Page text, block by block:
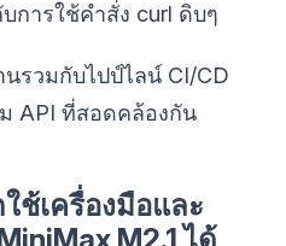
การใช้คำสั่ง curl ดิบๆ
รวมกับไปป์ไลน์ CI/CD
API ที่สอดคล้องกัน
ช้เครื่องมือและ